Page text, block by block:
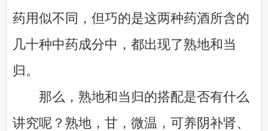
药用似不同，但巧的是这两种药酒所含的
几十种中药成分中，都出现了熟地和当
归。
那么，熟地和当归的搭配是否有什么
讲究呢？熟地，甘，微温，可养阴补肾、